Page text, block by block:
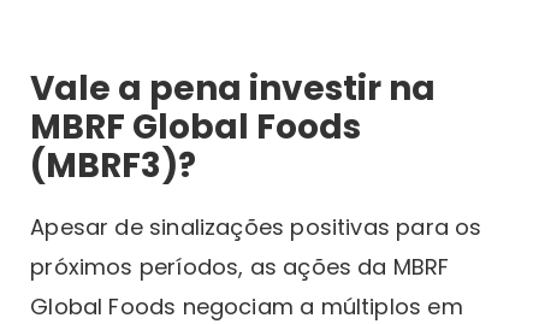
Vale a pena investir na
MBRF Global Foods
(MBRF3)?
Apesar de sinalizações positivas para os
próximos períodos, as ações da MBRF
Global Foods negociam a múltiplos em